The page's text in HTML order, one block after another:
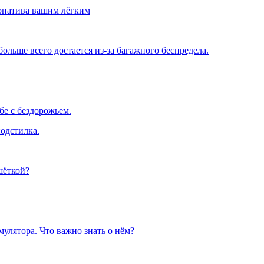
вашим лёгким
всего достается из-за багажного беспредела.
с бездорожьем.
Что важно знать о нём?